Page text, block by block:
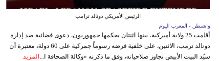
الرئيس الأمريكي دونالد ترامب
واشنطن - المغرب اليوم
أقامت 25 ولاية أميركية، بينها اثنتان يحكمها جمهوريون، دعوى قضائية ضد إدارة
دونالد ترمب، الاثنين، على خلفية فرضه رسوماً جمركية على 60 دولة، معتبرة أن
سيّد البيت الأبيض تجاوز صلاحياته، وفق ما ذكرته «وكالة الصحافة ا... المزيد